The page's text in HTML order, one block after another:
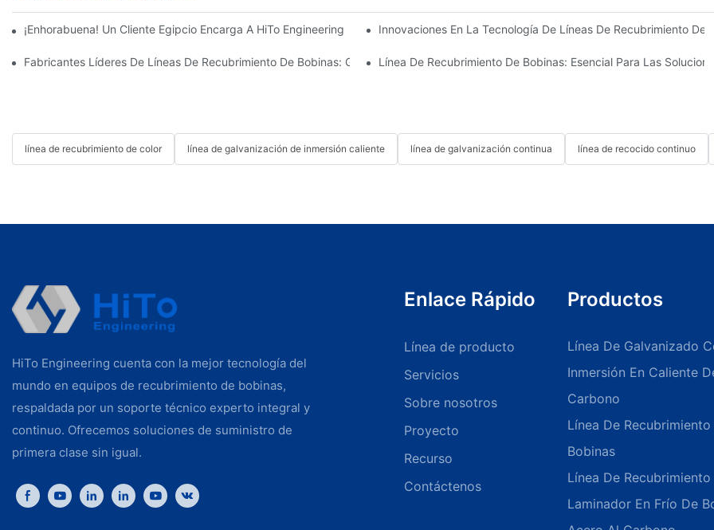
¡Enhorabuena! Un Cliente Egipcio Encarga A HiTo Engineering Una Línea De Galvanizado En Caliente Continuo De Doble Cuba.
Innovaciones En La Tecnología De Líneas De Recubrimiento
Fabricantes Líderes De Líneas De Recubrimiento De Bobinas: Guía Para CompradoresLínea De Recubrimiento De Bobinas: Esencial Para Las
línea de recubrimiento de color línea de galvanización de inmersión caliente línea de galvanización continua línea de recocido continuo
HiTo Engineering cuenta con la mejor tecnología del
mundo en equipos de recubrimiento de bobinas,
respaldada por un soporte técnico experto integral y
continuo. Ofrecemos soluciones de suministro de
primera clase sin igual.
Enlace Rápido
Línea de producto
Servicios
Sobre nosotros
Proyecto
Recurso
Contáctenos
Productos
Línea De Galvanizado
Inmersión En Caliente
Carbono
Línea De
Bobinas
Línea De
Laminador En Frío De